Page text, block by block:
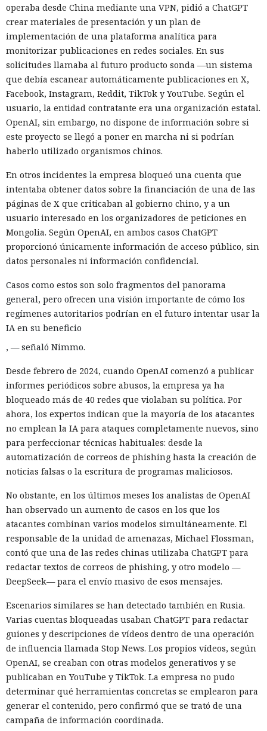
operaba desde China mediante una VPN, pidió a ChatGPT
crear materiales de presentación y un plan de
implementación de una plataforma analítica para
monitorizar publicaciones en redes sociales. En sus
solicitudes llamaba al futuro producto sonda —un sistema
que debía escanear automáticamente publicaciones en X,
Facebook, Instagram, Reddit, TikTok y YouTube. Según el
usuario, la entidad contratante era una organización estatal.
OpenAI, sin embargo, no dispone de información sobre si
este proyecto se llegó a poner en marcha ni si podrían
haberlo utilizado organismos chinos.
En otros incidentes la empresa bloqueó una cuenta que
intentaba obtener datos sobre la financiación de una de las
páginas de X que criticaban al gobierno chino, y a un
usuario interesado en los organizadores de peticiones en
Mongolia. Según OpenAI, en ambos casos ChatGPT
proporcionó únicamente información de acceso público, sin
datos personales ni información confidencial.
Casos como estos son solo fragmentos del panorama
general, pero ofrecen una visión importante de cómo los
regímenes autoritarios podrían en el futuro intentar usar la
IA en su beneficio
, — señaló Nimmo.
Desde febrero de 2024, cuando OpenAI comenzó a publicar
informes periódicos sobre abusos, la empresa ya ha
bloqueado más de 40 redes que violaban su política. Por
ahora, los expertos indican que la mayoría de los atacantes
no emplean la IA para ataques completamente nuevos, sino
para perfeccionar técnicas habituales: desde la
automatización de correos de phishing hasta la creación de
noticias falsas o la escritura de programas maliciosos.
No obstante, en los últimos meses los analistas de OpenAI
han observado un aumento de casos en los que los
atacantes combinan varios modelos simultáneamente. El
responsable de la unidad de amenazas, Michael Flossman,
contó que una de las redes chinas utilizaba ChatGPT para
redactar textos de correos de phishing, y otro modelo —
DeepSeek— para el envío masivo de esos mensajes.
Escenarios similares se han detectado también en Rusia.
Varias cuentas bloqueadas usaban ChatGPT para redactar
guiones y descripciones de vídeos dentro de una operación
de influencia llamada Stop News. Los propios vídeos, según
OpenAI, se creaban con otras modelos generativos y se
publicaban en YouTube y TikTok. La empresa no pudo
determinar qué herramientas concretas se emplearon para
generar el contenido, pero confirmó que se trató de una
campaña de información coordinada.